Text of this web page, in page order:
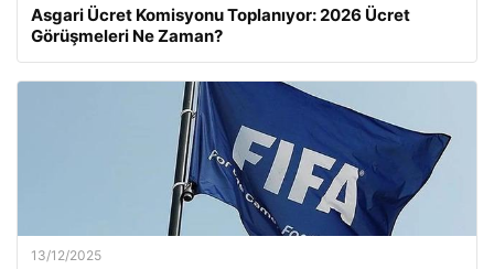
Asgari Ücret Komisyonu Toplanıyor: 2026 Ücret
Görüşmeleri Ne Zaman?
13/12/2025